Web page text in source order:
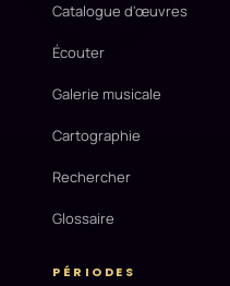
Catalogue d'œuvres
Écouter
Galerie musicale
Cartographie
Rechercher
Glossaire
PÉRIODES